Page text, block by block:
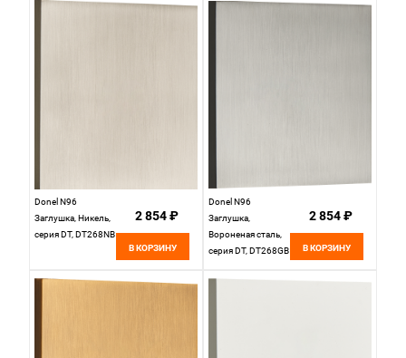
Donel N96
Заглушка, Никель,
серия DT, DT268NB
2 854 ₽
В КОРЗИНУ
Donel N96
Заглушка,
Вороненая сталь,
серия DT, DT268GB
2 854 ₽
В КОРЗИНУ